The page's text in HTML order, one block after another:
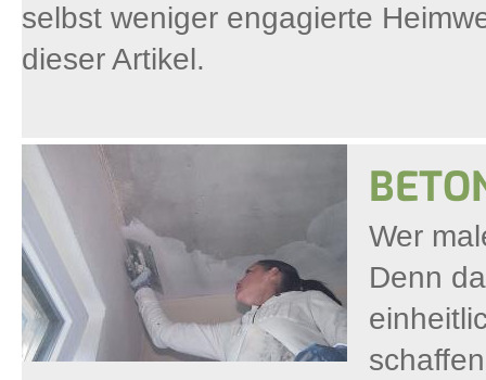
selbst weniger engagierte
dieser Artikel.
Wer
Denn